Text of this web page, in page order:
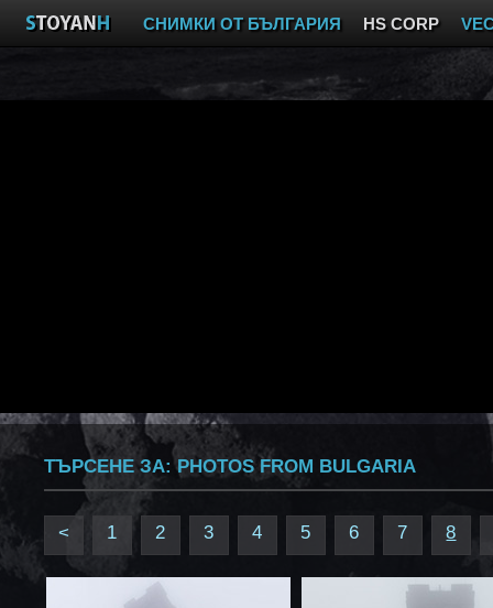
СНИМКИ ОТ БЪЛГАРИЯ HS CORP
ТЪРСЕНЕ ЗА:PHOTOS FROM BULGARIA
< 1 2 3 4 5 6 7 8